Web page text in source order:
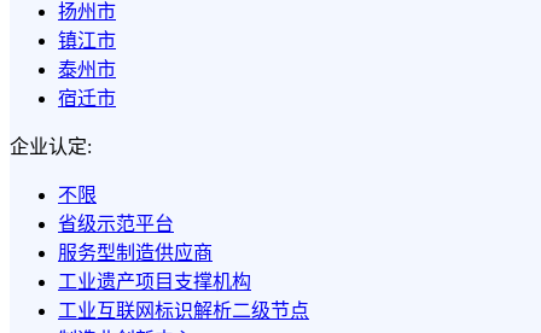
扬州市
镇江市
泰州市
宿迁市
企业认定:
不限
省级示范平台
服务型制造供应商
工业遗产项目支撑机构
工业互联网标识解析二级节点